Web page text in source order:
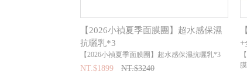
【2026小禎夏季面膜團】超水感保濕
抗曬乳*3
【2026小禎夏季面膜團】超水感保濕抗曬乳*3
NT.$1899 NT.$3240